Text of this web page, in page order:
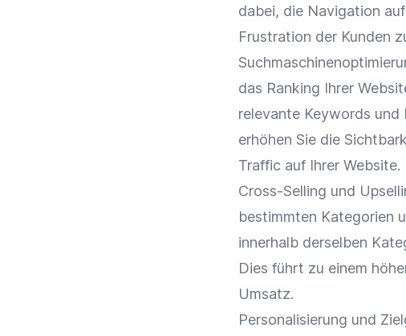
dabei, die Navigation
Frustration der Kunden
das Ranking Ihrer
relevante Keywords und
erhöhen Sie die
Traffic auf Ihrer Website.
Cross-Selling und
bestimmten Kategorien
innerhalb derselben
Dies führt zu einem
Umsatz.
Personalisierung und